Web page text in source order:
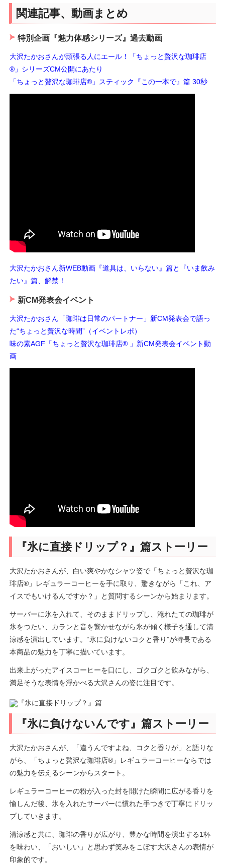
関連記事、動画まとめ
特別企画『魅力体感シリーズ』過去動画
大沢たかおさんが頑張る人にエール！「ちょっと贅沢な珈琲店
®」シリーズCM公開にあたり
「ちょっと贅沢な珈琲店®」スティック『この一本で』篇 30秒
大沢たかおさん新WEB動画『道具は、いらない』篇と『いま飲み
たい』篇、解禁！
新CM発表会イベント
大沢たかおさん「珈琲は日常のパートナー」新CM発表会で語っ
た“ちょっと贅沢な時間”（イベントレポ）
味の素AGF「ちょっと贅沢な珈琲店® 」新CM発表会イベント動
画
『氷に直接ドリップ？』篇ストーリー
大沢たかおさんが、白い爽やかなシャツ姿で「ちょっと贅沢な珈
琲店®」レギュラーコーヒーを手に取り、驚きながら「これ、ア
イスでもいけるんですか？」と質問するシーンから始まります。
サーバーに氷を入れて、そのままドリップし、淹れたての珈琲が
氷をつたい、カランと音を響かせながら氷が傾く様子を通して清
涼感を演出しています。“氷に負けないコクと香り”が特長である
本商品の魅力を丁寧に描いています。
出来上がったアイスコーヒーを口にし、ゴクゴクと飲みながら、
満足そうな表情を浮かべる大沢さんの姿に注目です。
『氷に負けないんです』篇ストーリー
大沢たかおさんが、「違うんですよね、コクと香りが」と語りな
がら、「ちょっと贅沢な珈琲店®」レギュラーコーヒーならでは
の魅力を伝えるシーンからスタート。
レギュラーコーヒーの粉が入った封を開けた瞬間に広がる香りを
愉しんだ後、氷を入れたサーバーに慣れた手つきで丁寧にドリッ
プしていきます。
清涼感と共に、珈琲の香りが広がり、豊かな時間を演出する1杯
を味わい、「おいしい」と思わず笑みをこぼす大沢さんの表情が
印象的です。